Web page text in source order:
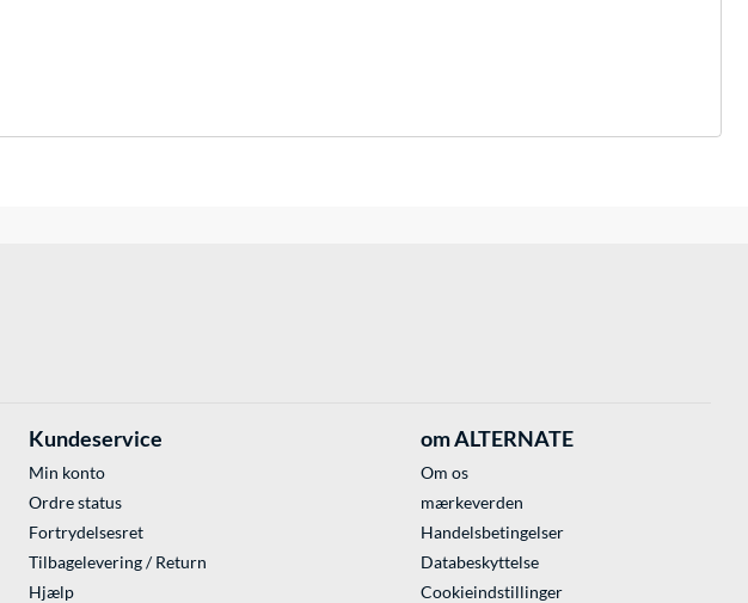
Kundeservice
Min konto
Ordre status
Fortrydelsesret
Tilbagelevering / Return
Hjælp
om ALTERNATE
Om os
mærkeverden
Handelsbetingelser
Databeskyttelse
Cookieindstillinger